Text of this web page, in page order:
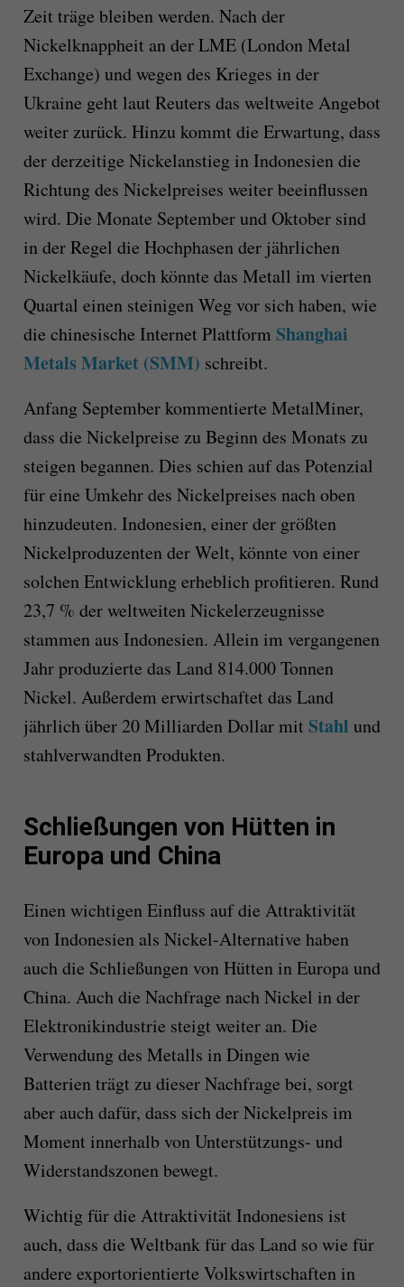
Zeit träge bleiben werden. Nach der
Nickelknappheit an der LME (London Metal
Exchange) und wegen des Krieges in der
Ukraine geht laut Reuters das weltweite Angebot
weiter zurück. Hinzu kommt die Erwartung, dass
der derzeitige Nickelanstieg in Indonesien die
Richtung des Nickelpreises weiter beeinflussen
wird. Die Monate September und Oktober sind
in der Regel die Hochphasen der jährlichen
Nickelkäufe, doch könnte das Metall im vierten
Quartal einen steinigen Weg vor sich haben, wie
die chinesische Internet Plattform Shanghai
Metals Market (SMM) schreibt.
Anfang September kommentierte MetalMiner,
dass die Nickelpreise zu Beginn des Monats zu
steigen begannen. Dies schien auf das Potenzial
für eine Umkehr des Nickelpreises nach oben
hinzudeuten. Indonesien, einer der größten
Nickelproduzenten der Welt, könnte von einer
solchen Entwicklung erheblich profitieren. Rund
23,7 % der weltweiten Nickelerzeugnisse
stammen aus Indonesien. Allein im vergangenen
Jahr produzierte das Land 814.000 Tonnen
Nickel. Außerdem erwirtschaftet das Land
jährlich über 20 Milliarden Dollar mit Stahl und
stahlverwandten Produkten.
Schließungen von Hütten in
Europa und China
Einen wichtigen Einfluss auf die Attraktivität
von Indonesien als Nickel-Alternative haben
auch die Schließungen von Hütten in Europa und
China. Auch die Nachfrage nach Nickel in der
Elektronikindustrie steigt weiter an. Die
Verwendung des Metalls in Dingen wie
Batterien trägt zu dieser Nachfrage bei, sorgt
aber auch dafür, dass sich der Nickelpreis im
Moment innerhalb von Unterstützungs- und
Widerstandszonen bewegt.
Wichtig für die Attraktivität Indonesiens ist
auch, dass die Weltbank für das Land so wie für
andere exportorientierte Volkswirtschaften in